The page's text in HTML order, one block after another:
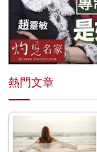
熱門文章